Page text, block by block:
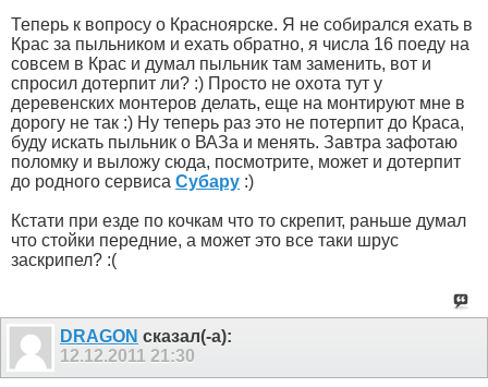
Теперь к вопросу о Красноярске. Я не собирался ехать в
Крас за пыльником и ехать обратно, я числа 16 поеду на
совсем в Крас и думал пыльник там заменить, вот и
спросил дотерпит ли? :) Просто не охота тут у
деревенских монтеров делать, еще на монтируют мне в
дорогу не так :) Ну теперь раз это не потерпит до Краса,
буду искать пыльник о ВАЗа и менять. Завтра зафотаю
поломку и выложу сюда, посмотрите, может и дотерпит
до родного сервиса Субару :)
Кстати при езде по кочкам что то скрепит, раньше думал
что стойки передние, а может это все таки шрус
заскрипел? :(
DRAGON сказал(-а):
12.12.2011 21:30